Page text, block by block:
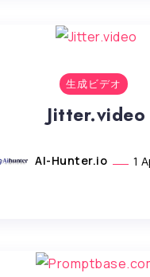
生成ビデオ
Jitter.video
AI-Hunter.io 1